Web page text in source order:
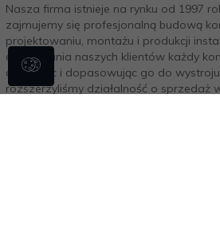
Nasza firma istnieje na rynku od 1997
zajmujemy się profesjonalną budową
projektowaniu, montażu i produkcji
oczekiwania naszych klientów każdy
aranżując i dopasowując go do
rozszerzyliśmy działalność o sprzedaż